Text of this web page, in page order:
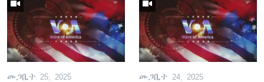
መጋቢት 25, 2025 መጋቢት 24, 2025